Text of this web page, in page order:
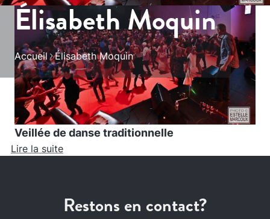
Élisabeth Moquin
Accueil Élisabeth Moquin
Veillée de danse traditionnelle
Lire la suite
Restons en contact?